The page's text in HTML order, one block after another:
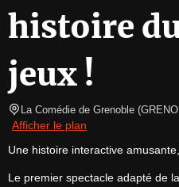
histoire
jeux !
La Comédie de Grenoble (
Afficher le plan
Une histoire interactive
Le premier spectacle adapté de